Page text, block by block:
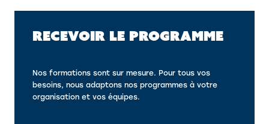
RECEVOIR LE PROGRAMME
Nos formations sont sur mesure. Pour tous vos
besoins, nous adaptons nos programmes à votre
organisation et vos équipes.